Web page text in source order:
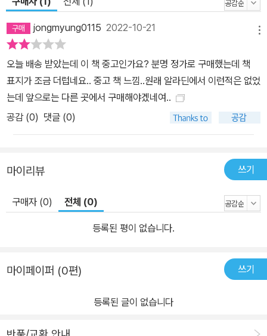
가난하다면 노력으로 사회적 상승의 기회를 갖는 사회를 선호할 것이
다. 그런데 두 경우 모두 정반대로 생각할 점이 있다. 귀족제 사회의
부자는 자신의 특권이 ‘성취가 아닌 행운’임을 인식할 것이며, 빈자는
자신의 불행이 ‘내 탓이 아닌 불운’이라 생각할 것이다. 삶이 고달프긴
해도 ‘이렇게 태어난 운’이 문제인 거지, 스스로를 탓하며 자괴감에 빠
질 필요가 없다. 반대로 능력주의 사회에서의 부자는 자신의 성공이
‘행운이 아닌 성취’임을 인식해 당당히 자랑스러워 할 것이며, 빈자는
낫다(또는 정의롭다)’고 확신할 수 있는가? - CHAPTER 5. 성공의
윤리학 中 일부 내용 축약 승자에겐 오만을 패자에겐 굴욕을 주는 ‘능
력주의의 민낯’ 능력 있는 자들만을 위한 낙원, 현대사회의 그림자를
들추다 또한 샌델은 해결책도 모색한다. “하면 된다”는 공통의 신념
이 무자비하게 흔들리고 있는 지금의 상황을 근본적으로 타개할 방법
인정하고, 겸손한 마인드로 연대하며, 일 자체의 존엄성을 더 가치 있
게 바라봐야 한다고 주장한다. 이러한 주장과 함께 샌델은 몇 가지 대
안을 내놓는데, 특히 교육 영역에서의 다음과 같은 구체적 제안은 충
하버드나 스탠포드에 다니기 힘들어 보이는 일부와, 동료 학생들과
jongmyung0115 2022-10-21
오늘 배송 받았는데 이 책 중고인가요? 분명 정가로 구매했는데 책
표지가 조금 더럽네요.. 중고 책 느낌..원래 알라딘에서 이런적은 없었
는데 앞으로는 다른 곳에서 구매해야겠네여..
공감 (0) 댓글 (0)
마이리뷰 쓰기
구매자 (0) 전체 (0)
등록된 평이 없습니다.
마이페이퍼 (0편) 쓰기
등록된 글이 없습니다